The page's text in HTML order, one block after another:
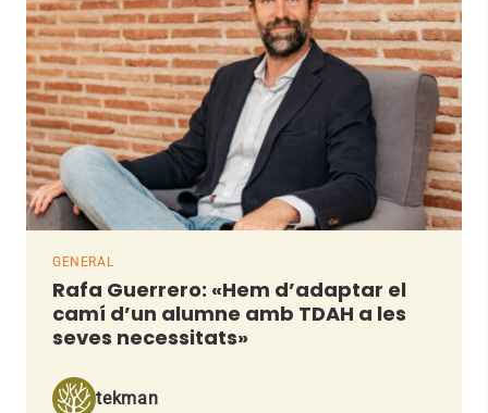
GENERAL
Rafa Guerrero: «Hem d’adaptar el
camí d’un alumne amb TDAH a les
seves necessitats»
tekman